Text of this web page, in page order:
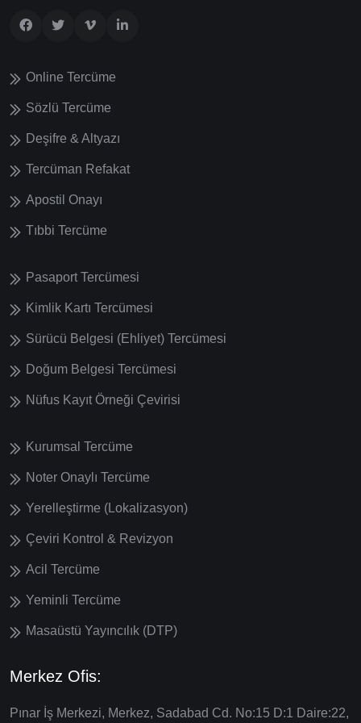
Online Tercüme
Sözlü Tercüme
Deşifre & Altyazı
Tercüman Refakat
Apostil Onayı
Tıbbi Tercüme
Pasaport Tercümesi
Kimlik Kartı Tercümesi
Sürücü Belgesi (Ehliyet) Tercümesi
Doğum Belgesi Tercümesi
Nüfus Kayıt Örneği Çevirisi
Kurumsal Tercüme
Noter Onaylı Tercüme
Yerelleştirme (Lokalizasyon)
Çeviri Kontrol & Revizyon
Acil Tercüme
Yeminli Tercüme
Masaüstü Yayıncılık (DTP)
Merkez Ofis:
Pınar İş Merkezi, Merkez, Sadabad Cd. No:15 D:1 Daire:22,